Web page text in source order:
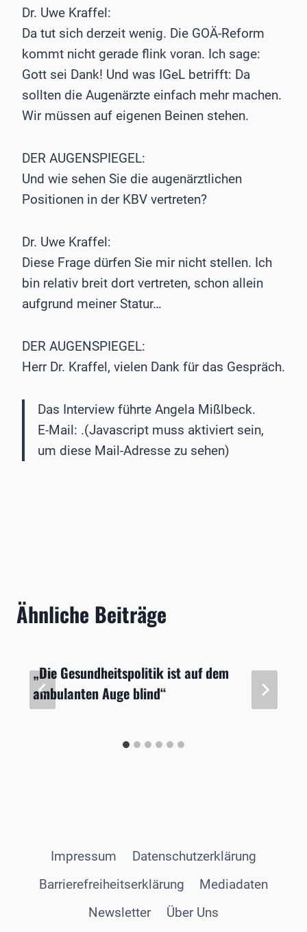
Dr. Uwe Kraffel:
Da tut sich derzeit wenig. Die GOÄ-Reform
kommt nicht gerade flink voran. Ich sage:
Gott sei Dank! Und was IGeL betrifft: Da
sollten die Augenärzte einfach mehr machen.
Wir müssen auf eigenen Beinen stehen.
DER AUGENSPIEGEL:
Und wie sehen Sie die augenärztlichen
Positionen in der KBV vertreten?
Dr. Uwe Kraffel:
Diese Frage dürfen Sie mir nicht stellen. Ich
bin relativ breit dort vertreten, schon allein
aufgrund meiner Statur…
DER AUGENSPIEGEL:
Herr Dr. Kraffel, vielen Dank für das Gespräch.
Das Interview führte Angela Mißlbeck.
E-Mail: .(Javascript muss aktiviert sein,
um diese Mail-Adresse zu sehen)
Ähnliche Beiträge
„Die Gesundheitspolitik ist auf dem
ambulanten Auge blind“
Impressum
Datenschutzerklärung
Barrierefreiheitserklärung
Mediadaten
Newsletter
Über Uns